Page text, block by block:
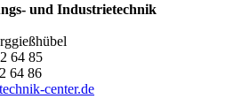
und Industrietechnik
64 85
64 86
center.de